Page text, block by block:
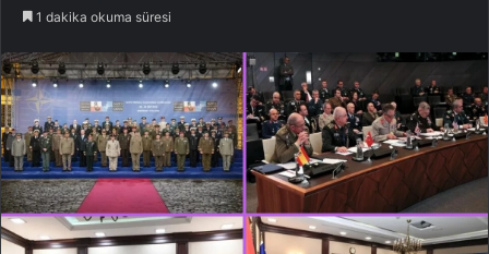
1 dakika okuma süresi